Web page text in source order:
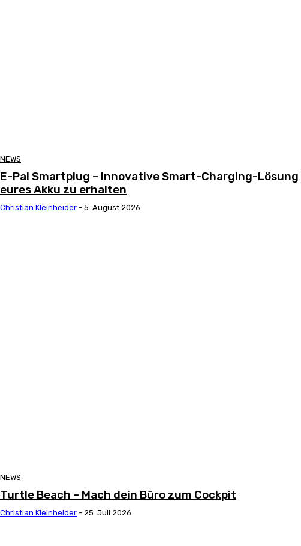
NEWS
E-Pal Smartplug – Innovative Smart-Charging-
eures Akku zu erhalten
Christian Kleinheider - 5. August 2026
NEWS
Turtle Beach – Mach dein Büro zum Cockpit
Christian Kleinheider - 25. Juli 2026